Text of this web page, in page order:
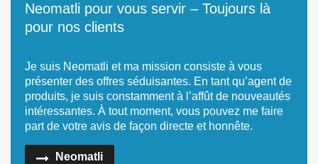
Neomatli pour vous servir – Toujours là
pour nos clients
Je suis Neomatli et ma mission consiste à vous
présenter des offres séduisantes. En tant qu’agent de
produits, je suis constamment à l’affût de nouveautés
intéressantes. À tout moment, vous pouvez me faire
part de votre avis de façon directe et honnête.
Neomatli